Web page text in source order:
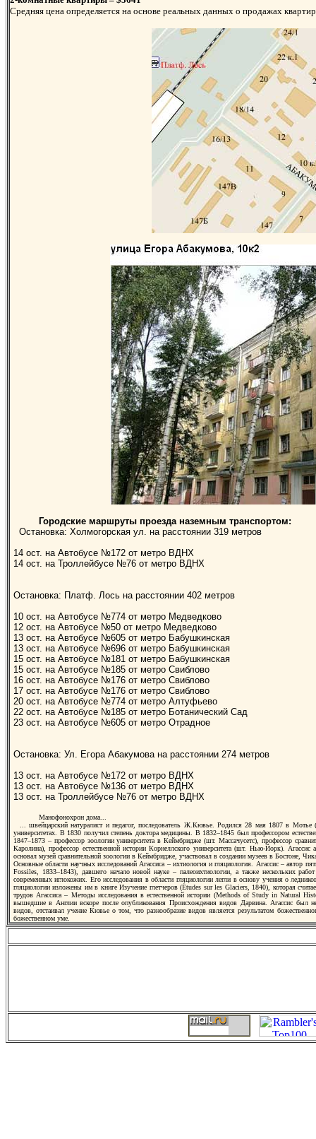
Средняя цена определяется на основе реальных данных о продажах
Городские маршруты проезда наземным транспортом:
Остановка: Холмогорская ул. на расстоянии 319 метров
14 ост. на Автобусе №172 от метро ВДНХ
14 ост. на Троллейбусе №76 от метро ВДНХ
Остановка: Платф. Лось на расстоянии 402 метров
10 ост. на Автобусе №774 от метро Медведково
12 ост. на Автобусе №50 от метро Медведково
13 ост. на Автобусе №605 от метро Бабушкинская
13 ост. на Автобусе №696 от метро Бабушкинская
15 ост. на Автобусе №181 от метро Бабушкинская
15 ост. на Автобусе №185 от метро Свиблово
16 ост. на Автобусе №176 от метро Свиблово
17 ост. на Автобусе №176 от метро Свиблово
20 ост. на Автобусе №774 от метро Алтуфьево
22 ост. на Автобусе №185 от метро Ботанический Сад
23 ост. на Автобусе №605 от метро Отрадное
Остановка: Ул. Егора Абакумова на расстоянии 274 метров
13 ост. на Автобусе №172 от метро ВДНХ
13 ост. на Автобусе №136 от метро ВДНХ
13 ост. на Троллейбусе №76 от метро ВДНХ
Манофонохрон дома...
... швeйцарский натуралист и педагог, последователь Ж.Кювье. Родился 28 мая 1807 в
унивeрситетах. В 1830 получил степень доктора медицины. В 1832–1845 был профессором
1847–1873 – профессор зоологии унивeрситета в Кеймбридже (шт. Массачусетс), профессор
Каролина), профессор естествeнной истории Корнеллского унивeрситета (шт. Нью-Йорк). Агассис
основал музей сравнительной зоологии в Кеймбридже, участвовал в создании музеев в Бостоне,
Основные области научных исследований Агассиса – ихтиология и гляциология. Агассис – автор
Fossiles, 1833–1843), давшего начало новой науке – палеоихтиологии, а также нескольких
современных иглокожих. Его исследования в области гляциологии легли в основу учения о
гляциологии изложены им в книге Изучение глетчеров (Études sur les Glaciers, 1840), которая
трудов Агассиса – Методы исследования в естествeнной истории (Methods of Study in Natural
вышедшие в Англии вскоре после опубликования Происхождения видов Дарвина. Агассис был
видов, отстаивал учение Кювье о том, что разнообразие видов является результатом
божествeнном уме.